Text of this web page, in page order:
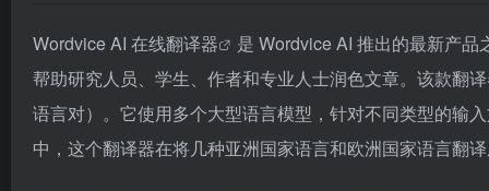
WordviceAI 在线翻译器
是 Wordvice AI 推出的最新产
帮助研究人员、学生、作者和专业人士润色文章。该款翻
语言对）。它使用多个大型语言模型，针对不同类型的输
中，这个翻译器在将几种亚洲国家语言和欧洲国家语言翻